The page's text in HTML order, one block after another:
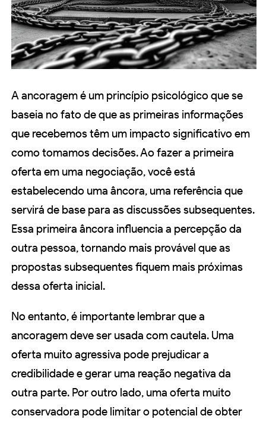
A ancoragem é um princípio psicológico que se
baseia no fato de que as primeiras informações
que recebemos têm um impacto significativo em
como tomamos decisões. Ao fazer a primeira
oferta em uma negociação, você está
estabelecendo uma âncora, uma referência que
servirá de base para as discussões subsequentes.
Essa primeira âncora influencia a percepção da
outra pessoa, tornando mais provável que as
propostas subsequentes fiquem mais próximas
dessa oferta inicial.
No entanto, é importante lembrar que a
ancoragem deve ser usada com cautela. Uma
oferta muito agressiva pode prejudicar a
credibilidade e gerar uma reação negativa da
outra parte. Por outro lado, uma oferta muito
conservadora pode limitar o potencial de obter